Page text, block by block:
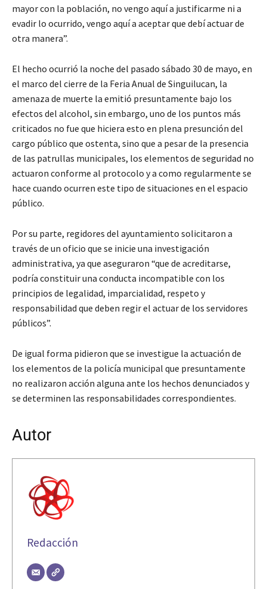
mayor con la población, no vengo aquí a justificarme ni a
evadir lo ocurrido, vengo aquí a aceptar que debí actuar de
otra manera”.
El hecho ocurrió la noche del pasado sábado 30 de mayo, en
el marco del cierre de la Feria Anual de Singuilucan, la
amenaza de muerte la emitió presuntamente bajo los
efectos del alcohol, sin embargo, uno de los puntos más
criticados no fue que hiciera esto en plena presunción del
cargo público que ostenta, sino que a pesar de la presencia
de las patrullas municipales, los elementos de seguridad no
actuaron conforme al protocolo y a como regularmente se
hace cuando ocurren este tipo de situaciones en el espacio
público.
Por su parte, regidores del ayuntamiento solicitaron a
través de un oficio que se inicie una investigación
administrativa, ya que aseguraron “que de acreditarse,
podría constituir una conducta incompatible con los
principios de legalidad, imparcialidad, respeto y
responsabilidad que deben regir el actuar de los servidores
públicos”.
De igual forma pidieron que se investigue la actuación de
los elementos de la policía municipal que presuntamente
no realizaron acción alguna ante los hechos denunciados y
se determinen las responsabilidades correspondientes.
Autor
Redacción